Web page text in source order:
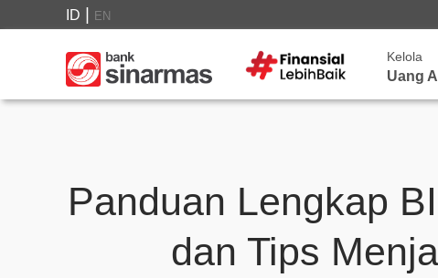
ID EN
Kelola
Uang
Panduan Lengkap
dan Tips